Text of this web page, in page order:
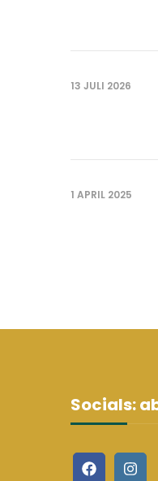
13 JULI 2026
1 APRIL 2025
Socials: